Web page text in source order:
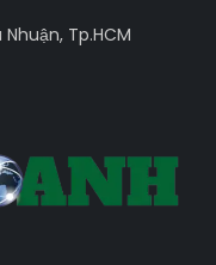
Tp.HCM